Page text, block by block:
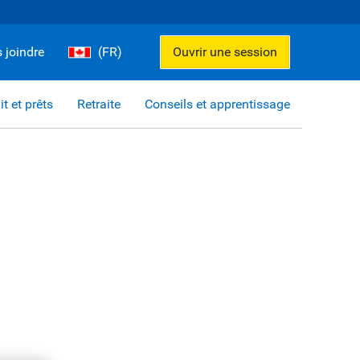
joindre (FR) Ouvrir une session
et prêts Retraite Conseils et apprentissage